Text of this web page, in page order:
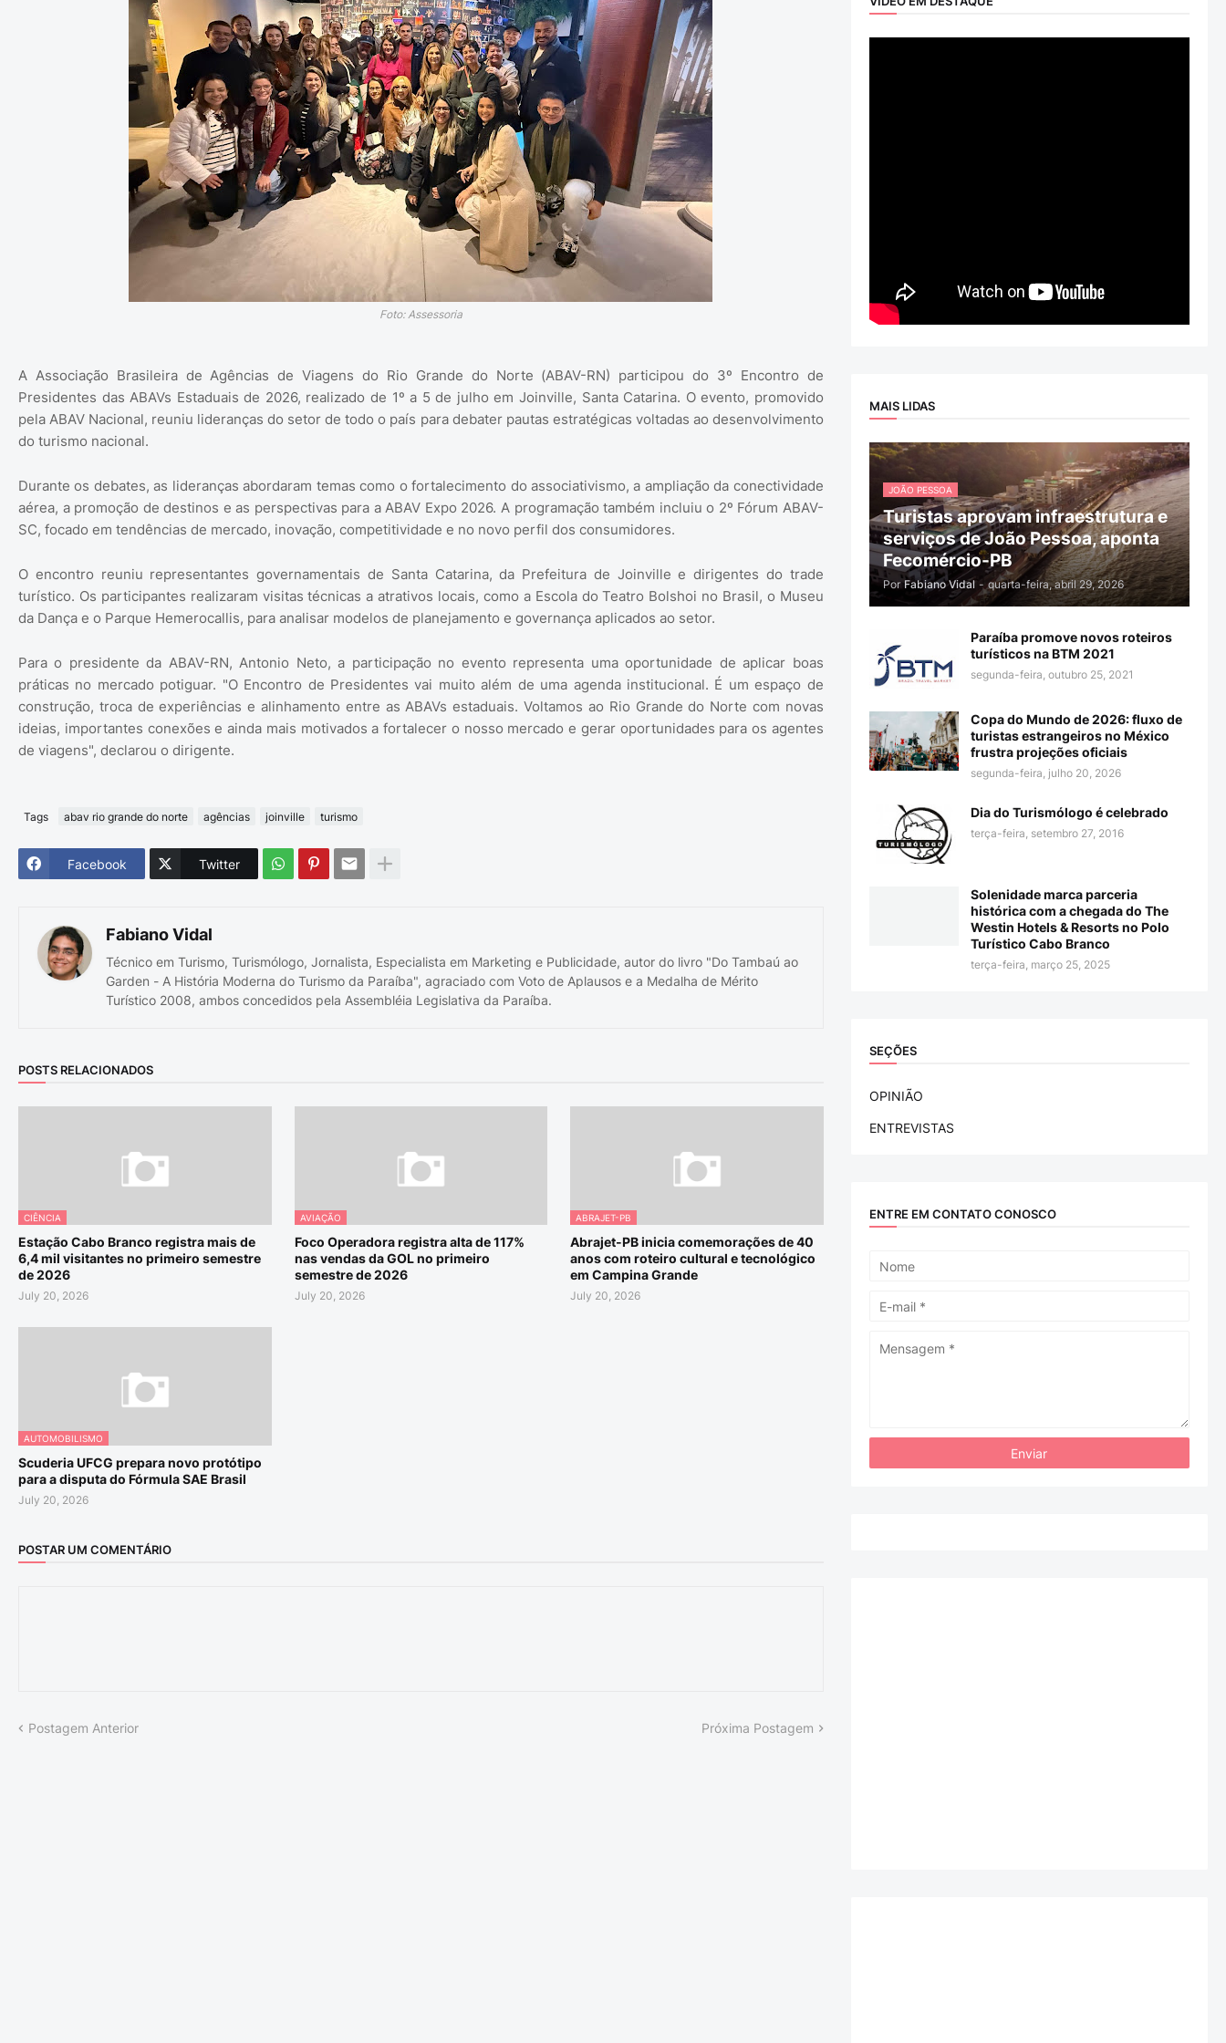
Foto: Assessoria
A Associação Brasileira de Agências de Viagens do Rio Grande do Norte (ABAV-RN) participou do 3º Encontro de
Presidentes das ABAVs Estaduais de 2026, realizado de 1º a 5 de julho em Joinville, Santa Catarina. O evento, promovido
pela ABAV Nacional, reuniu lideranças do setor de todo o país para debater pautas estratégicas voltadas ao desenvolvimento
do turismo nacional.
Durante os debates, as lideranças abordaram temas como o fortalecimento do associativismo, a ampliação da conectividade
aérea, a promoção de destinos e as perspectivas para a ABAV Expo 2026. A programação também incluiu o 2º Fórum ABAV-
SC, focado em tendências de mercado, inovação, competitividade e no novo perfil dos consumidores.
O encontro reuniu representantes governamentais de Santa Catarina, da Prefeitura de Joinville e dirigentes do trade
turístico. Os participantes realizaram visitas técnicas a atrativos locais, como a Escola do Teatro Bolshoi no Brasil, o Museu
da Dança e o Parque Hemerocallis, para analisar modelos de planejamento e governança aplicados ao setor.
Para o presidente da ABAV-RN, Antonio Neto, a participação no evento representa uma oportunidade de aplicar boas
práticas no mercado potiguar. "O Encontro de Presidentes vai muito além de uma agenda institucional. É um espaço de
construção, troca de experiências e alinhamento entre as ABAVs estaduais. Voltamos ao Rio Grande do Norte com novas
ideias, importantes conexões e ainda mais motivados a fortalecer o nosso mercado e gerar oportunidades para os agentes
de viagens", declarou o dirigente.
Tags abav rio grande do norte agências joinville turismo
Facebook Twitter
Fabiano Vidal
Técnico em Turismo, Turismólogo, Jornalista, Especialista em Marketing e Publicidade, autor do livro "Do Tambaú ao
Garden - A História Moderna do Turismo da Paraíba", agraciado com Voto de Aplausos e a Medalha de Mérito
Turístico 2008, ambos concedidos pela Assembléia Legislativa da Paraíba.
POSTS RELACIONADOS
CIÊNCIA
Estação Cabo Branco registra mais de
6,4 mil visitantes no primeiro semestre
de 2026
July 20, 2026
AVIAÇÃO
Foco Operadora registra alta de 117%
nas vendas da GOL no primeiro
semestre de 2026
July 20, 2026
ABRAJET-PB
Abrajet-PB inicia comemorações de 40
anos com roteiro cultural e tecnológico
em Campina Grande
July 20, 2026
AUTOMOBILISMO
Scuderia UFCG prepara novo protótipo
para a disputa do Fórmula SAE Brasil
July 20, 2026
POSTAR UM COMENTÁRIO
Postagem Anterior Próxima Postagem
MAIS LIDAS
JOÃO PESSOA
Turistas aprovam infraestrutura e
serviços de João Pessoa, aponta
Fecomércio-PB
Por Fabiano Vidal - quarta-feira, abril 29, 2026
Paraíba promove novos roteiros
turísticos na BTM 2021
segunda-feira, outubro 25, 2021
Copa do Mundo de 2026: fluxo de
turistas estrangeiros no México
frustra projeções oficiais
segunda-feira, julho 20, 2026
Dia do Turismólogo é celebrado
terça-feira, setembro 27, 2016
Solenidade marca parceria
histórica com a chegada do The
Westin Hotels & Resorts no Polo
Turístico Cabo Branco
terça-feira, março 25, 2025
SEÇÕES
OPINIÃO
ENTREVISTAS
ENTRE EM CONTATO CONOSCO